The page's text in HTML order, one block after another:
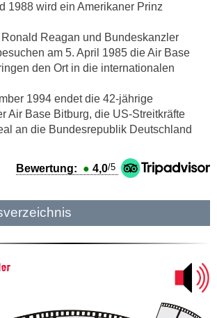
1988 wird ein Amerikaner Prinz
Reagan und Bundeskanzler
am 5. April 1985 die Air Base
den Ort in die internationalen
1994 endet die 42-jährige
Air Base Bitburg, die US-Streitkräfte
an die Bundesrepublik Deutschland
Bewertung: ● 4,0/5
Mythen, Märchen & Legenden (2025)